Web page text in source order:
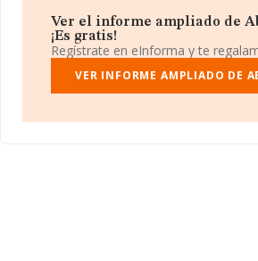
actividad en mercados exteriores.
La sociedad españolaAbepi
encuentra en Calle Vall D'aneu núm.
En base a la información de la que
que el promedio de la facturación entre
Ver el informe ampliado de
¡Es gratis!
Regístrate en eInforma y te
VER INFORME AMPLIADO DE